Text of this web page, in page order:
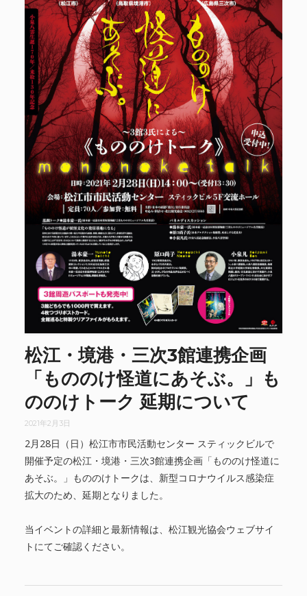
松江・境港・三次3館連携企画
「もののけ怪道にあそぶ。」も
ののけトーク 延期について
2021年2月3日
2月28日（日）松江市市民活動センター スティックビルで
開催予定の松江・境港・三次3館連携企画「もののけ怪道に
あそぶ。」もののけトークは、新型コロナウイルス感染症
拡大のため、延期となりました。
当イベントの詳細と最新情報は、松江観光協会ウェブサイ
トにてご確認ください。